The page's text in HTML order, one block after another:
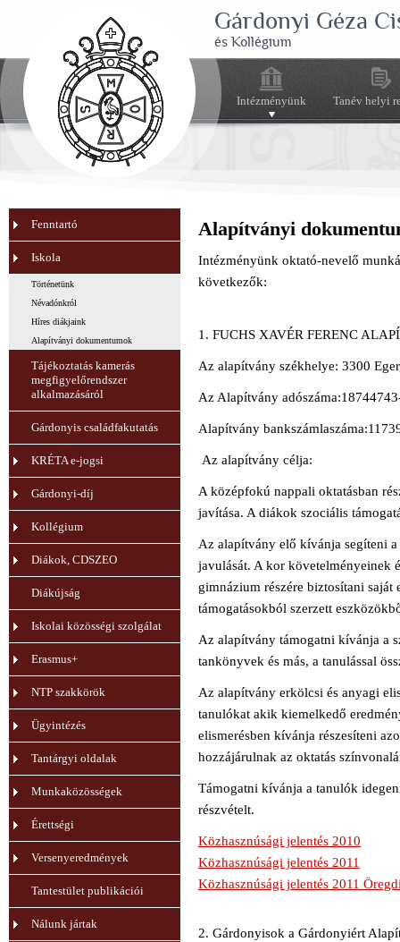
Gárdonyi Géza
és Kollégium
Intézményünk Tanév helyi
Fenntartó
Iskola
Történetünk
Névadónkról
Híres diákjaink
Alapítványi dokumentumok
Tájékoztatás kamerás
megfigyelőrendszer
alkalmazásáról
Gárdonyis családfakutatás
KRÉTA e-jogsi
Gárdonyi-díj
Kollégium
Diákok, CDSZEO
Diákújság
Iskolai közösségi szolgálat
Erasmus+
NTP szakkörök
Ügyintézés
Tantárgyi oldalak
Munkaközösségek
Érettségi
Versenyeredmények
Tantestület publikációi
Nálunk jártak
Alapítványi
Intézményünk oktató-nevelő
következők:
1. FUCHS XAVÉR FERENC
Az alapítvány székhelye: 3300
Az Alapítvány
Alapítvány
Az alapítvány célja:
A középfokú nappali oktatásban
javítása. A diákok szociális
Az alapítvány elő kívánja segíteni
javulását. A kor követelményeinek
gimnázium részére biztosítani
támogatásokból szerzett
Az alapítvány támogatni kívánja a
tankönyvek és más, a tanulással
Az alapítvány erkölcsi és anyagi
tanulókat akik kiemelkedő
elismerésben kívánja részesíteni
hozzájárulnak az oktatás
Támogatni kívánja a tanulók
részvételt.
Közhasznúsági jelentés 2010
Közhasznúsági jelentés 2011
Közhasznúsági jelentés 2011
2. Gárdonyisok a Gárdonyiért